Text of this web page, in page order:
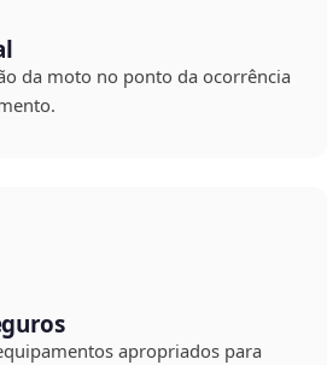
da moto no ponto da ocorrência
apropriados para